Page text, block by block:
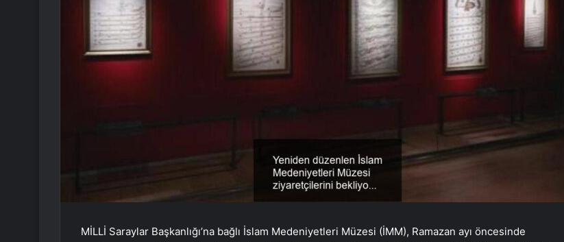
MİLLİ Saraylar Başkanlığı’na bağlı İslam Medeniyetleri Müzesi (İMM), Ramazan ayı öncesinde